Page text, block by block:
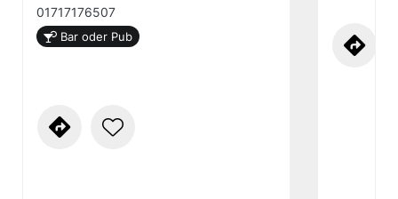
01717176507
Bar oder Pub